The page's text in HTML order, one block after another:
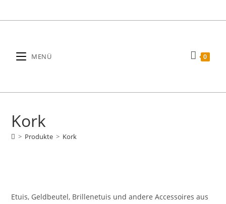
Inhalt
MENÜ 0
Kork
> Produkte > Kork
Etuis, Geldbeutel, Brillenetuis und andere Accessoires aus